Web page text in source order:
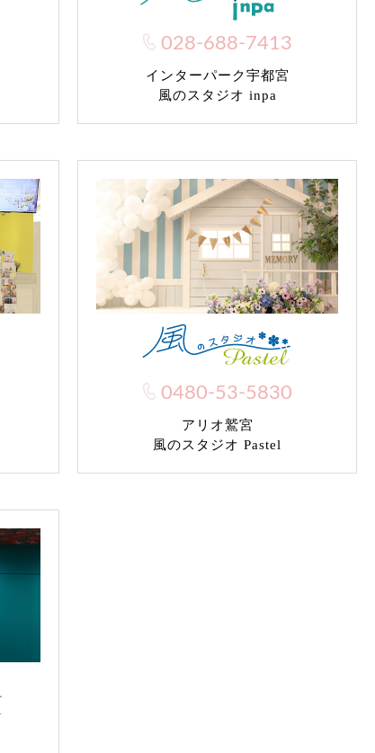
028-688-7413
インターパーク宇都宮
風のスタジオ inpa
0480-53-5830
アリオ鷲宮
風のスタジオ Pastel